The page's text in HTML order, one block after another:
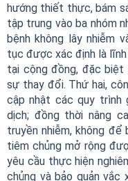
hướng thiết thực, bám
tập trung vào ba nhóm
bệnh không lây nhiễm
tục được xác định là
tại cộng đồng, đặc
sự thay đổi. Thứ hai,
cập nhật các quy trình
dịch; đồng thời nâng
truyền nhiễm, không
tiêm chủng mở rộng
yêu cầu thực hiện
chủng và bảo quản vắc